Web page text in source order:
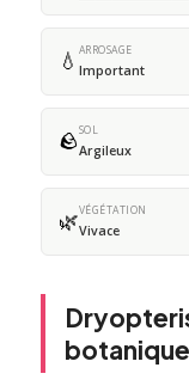
💧 ARROSAGE
Important
🪨SOL
Argileux
🌿VÉGÉTATION
Vivace
botanique